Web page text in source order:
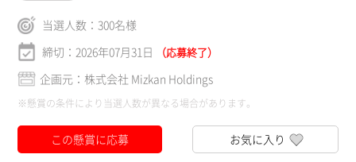
当選人数：300名様
締切：2026年07月31日
（応募終了）
企画元：株式会社 Mizkan Holdings
※懸賞の条件により当選人数が異なる場合があります。
この懸賞に応募 お気に入り